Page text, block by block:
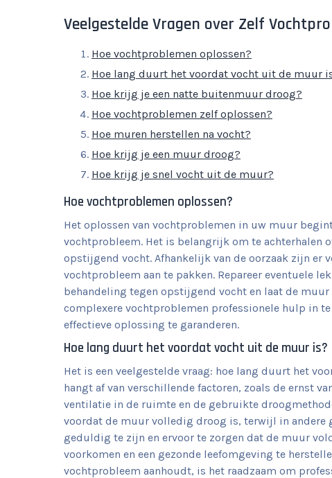
Veelgestelde Vragen over Zelf
Hoe vochtproblemen oplossen?
Hoe lang duurt het voordat vocht uit de muur
Hoe krijg je een natte buitenmuur droog?
Hoe vochtproblemen zelf oplossen?
Hoe muren herstellen na vocht?
Hoe krijg je een muur droog?
Hoe krijg je snel vocht uit de muur?
Hoe vochtproblemen oplossen?
Het oplossen van vochtproblemen in uw muur
vochtprobleem. Het is belangrijk om te achterhalen
opstijgend vocht. Afhankelijk van de oorzaak zijn er
vochtprobleem aan te pakken. Repareer eventuele
behandeling tegen opstijgend vocht en laat de
complexere vochtproblemen professionele hulp in
effectieve oplossing te garanderen.
Hoe lang duurt het voordat vocht uit de muur is?
Het is een veelgestelde vraag: hoe lang duurt het
hangt af van verschillende factoren, zoals de ernst
ventilatie in de ruimte en de gebruikte
voordat de muur volledig droog is, terwijl in andere
geduldig te zijn en ervoor te zorgen dat de muur
voorkomen en een gezonde leefomgeving te
vochtprobleem aanhoudt, is het raadzaam om